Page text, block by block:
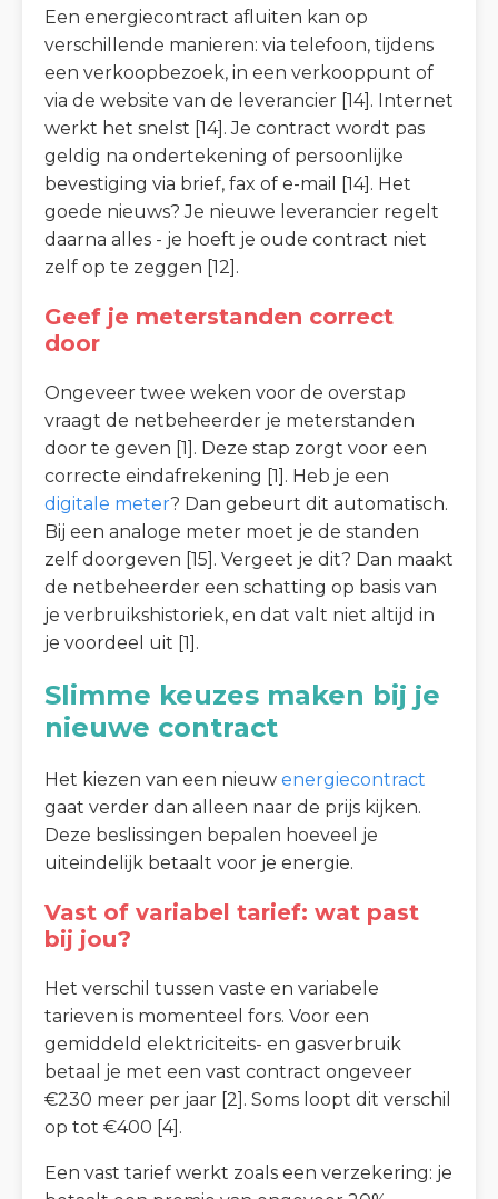
Een energiecontract afluiten kan op
verschillende manieren: via telefoon, tijdens
een verkoopbezoek, in een verkooppunt of
via de website van de leverancier [14]. Internet
werkt het snelst [14]. Je contract wordt pas
geldig na ondertekening of persoonlijke
bevestiging via brief, fax of e-mail [14]. Het
goede nieuws? Je nieuwe leverancier regelt
daarna alles - je hoeft je oude contract niet
zelf op te zeggen [12].
Geef je meterstanden correct
door
Ongeveer twee weken voor de overstap
vraagt de netbeheerder je meterstanden
door te geven [1]. Deze stap zorgt voor een
correcte eindafrekening [1]. Heb je een
digitale meter? Dan gebeurt dit automatisch.
Bij een analoge meter moet je de standen
zelf doorgeven [15]. Vergeet je dit? Dan maakt
de netbeheerder een schatting op basis van
je verbruikshistoriek, en dat valt niet altijd in
je voordeel uit [1].
Slimme keuzes maken bij je
nieuwe contract
Het kiezen van een nieuw energiecontract
gaat verder dan alleen naar de prijs kijken.
Deze beslissingen bepalen hoeveel je
uiteindelijk betaalt voor je energie.
Vast of variabel tarief: wat past
bij jou?
Het verschil tussen vaste en variabele
tarieven is momenteel fors. Voor een
gemiddeld elektriciteits- en gasverbruik
betaal je met een vast contract ongeveer
€230 meer per jaar [2]. Soms loopt dit verschil
op tot €400 [4].
Een vast tarief werkt zoals een verzekering: je